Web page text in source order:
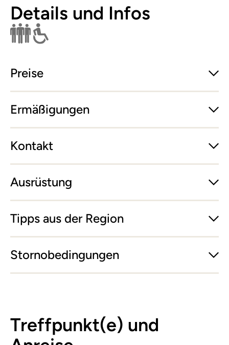
Details und Infos
Nur für Gruppen buchbar
Preise
Ermäßigungen
Kontakt
Ausrüstung
Tipps aus der Region
Stornobedingungen
Treffpunkt(e) und